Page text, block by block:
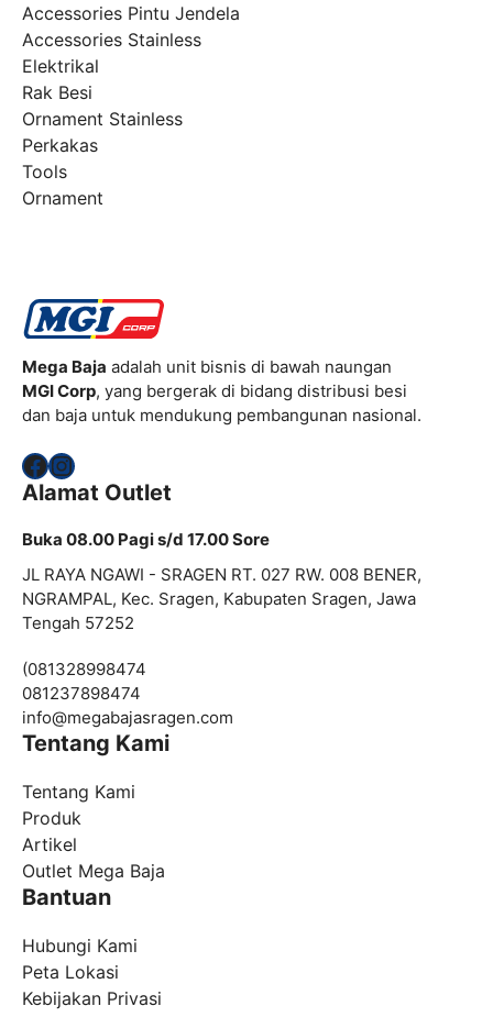
Accessories Pintu Jendela
Accessories Stainless
Elektrikal
Rak Besi
Ornament Stainless
Perkakas
Tools
Ornament
Mega Baja adalah unit bisnis di bawah naungan
MGI Corp, yang bergerak di bidang distribusi besi
dan baja untuk mendukung pembangunan nasional.
Facebook
Instagram
Alamat Outlet
Buka 08.00 Pagi s/d 17.00 Sore
JL RAYA NGAWI - SRAGEN RT. 027 RW. 008 BENER,
NGRAMPAL, Kec. Sragen, Kabupaten Sragen, Jawa
Tengah 57252
(081328998474
081237898474
info@megabajasragen.com
Tentang Kami
Tentang Kami
Produk
Artikel
Outlet Mega Baja
Bantuan
Hubungi Kami
Peta Lokasi
Kebijakan Privasi